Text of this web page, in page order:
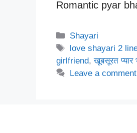
Romantic pyar
Categories
Shayari
Tags
love shayari 2
girlfriend,खूबसूरत प्यार
Leave a comment